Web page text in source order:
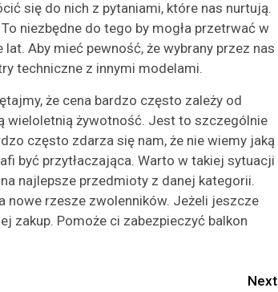
się do nich z pytaniami, które nas nurtują.
niezbędne do tego by mogła przetrwać w
Aby mieć pewność, że wybrany przez nas
techniczne z innymi modelami.
że cena bardzo często zależy od
wieloletnią żywotność. Jest to szczególnie
często zdarza się nam, że nie wiemy jaką
być przytłaczająca. Warto w takiej sytuacji
najlepsze przedmioty z danej kategorii.
nowe rzesze zwolenników. Jeżeli jeszcze
zakup. Pomoże ci zabezpieczyć balkon
Next